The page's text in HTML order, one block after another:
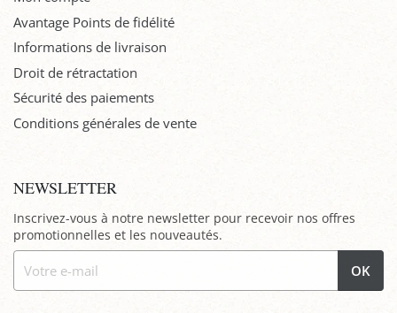
Avantage Points de fidélité
Informations de livraison
Droit de rétractation
Sécurité des paiements
Conditions générales de vente
NEWSLETTER
Inscrivez-vous à notre newsletter pour recevoir nos offres
promotionnelles et les nouveautés.
OK